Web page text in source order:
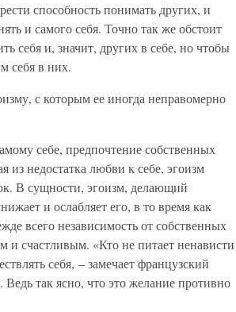
способность понимать других, и
и самого себя. Точно так же обстоит
себя и, значит, других в себе, но чтобы
себя в них.
с которым ее иногда неправомерно
себе, предпочтение собственных
из недостатка любви к себе, эгоизм
В сущности, эгоизм, делающий
и ослабляет его, в то время как
всего независимость от собственных
и счастливым. «Кто не питает ненависти
себя, – замечает французский
так ясно, что это желание противно